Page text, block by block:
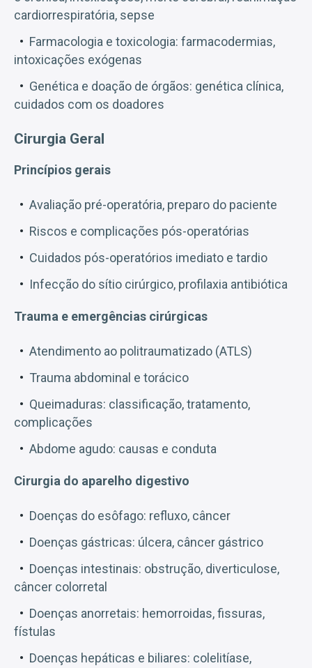
cardiorrespiratória, sepse
Farmacologia e toxicologia: farmacodermias,
intoxicações exógenas
Genética e doação de órgãos: genética clínica,
cuidados com os doadores
Cirurgia Geral
Princípios gerais
Avaliação pré-operatória, preparo do paciente
Riscos e complicações pós-operatórias
Cuidados pós-operatórios imediato e tardio
Infecção do sítio cirúrgico, profilaxia antibiótica
Trauma e emergências cirúrgicas
Atendimento ao politraumatizado (ATLS)
Trauma abdominal e torácico
Queimaduras: classificação, tratamento,
complicações
Abdome agudo: causas e conduta
Cirurgia do aparelho digestivo
Doenças do esôfago: refluxo, câncer
Doenças gástricas: úlcera, câncer gástrico
Doenças intestinais: obstrução, diverticulose,
câncer colorretal
Doenças anorretais: hemorroidas, fissuras,
fístulas
Doenças hepáticas e biliares: colelitíase,